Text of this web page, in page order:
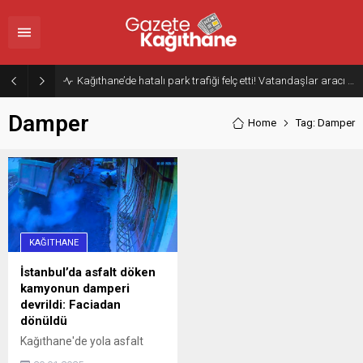
Damper Home Tag: Damper
KAĞITHANE
İstanbul’da asfalt döken
kamyonun damperi
devrildi: Faciadan
dönüldü
Kağıthane'de yola asfalt